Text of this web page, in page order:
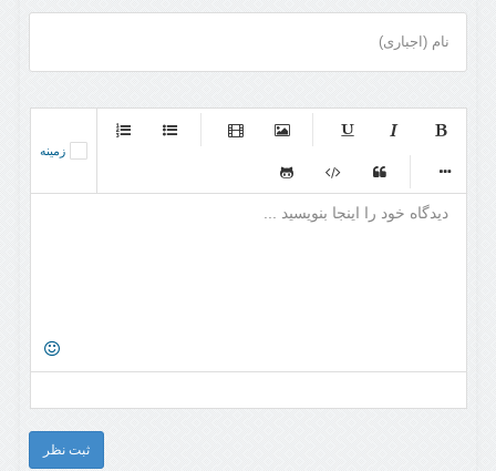
نام (اجباری)
-
-
-
-
-
-
زمینه
ثبت نظر